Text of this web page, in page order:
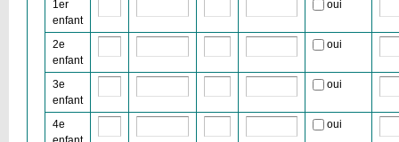
1er
enfant
oui
2e
enfant
oui
3e
enfant
oui
4e
oui